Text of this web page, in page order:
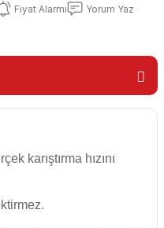
Fiyat Alarmı
Yorum Yaz
karıştırma hızını